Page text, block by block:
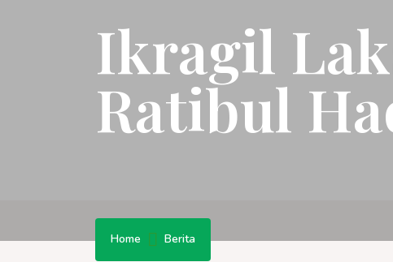
Ikragil
Ratibul
Home Berita